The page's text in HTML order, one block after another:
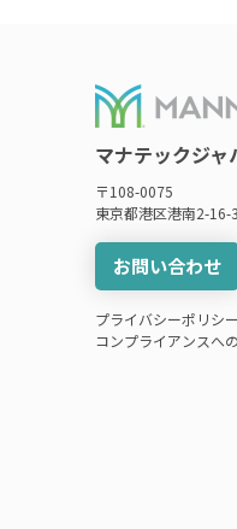
マナテックジ
〒108-0075
東京都港区港南2-16-
お問い合わせ
プライバシーポリシー
コンプライアンスへ